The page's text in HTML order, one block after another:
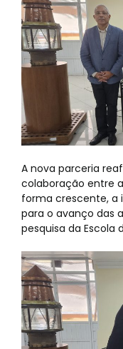
A nova parceria
colaboração entre
forma crescente, a
para o avanço das
pesquisa da Escola